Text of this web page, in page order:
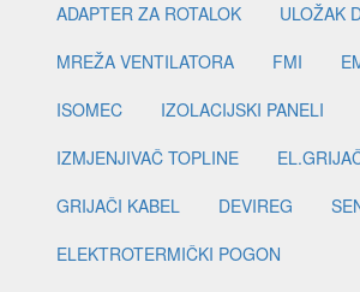
ADAPTER ZA ROTALOK
ULOŽAK
MREŽA VENTILATORA
FMI
ISOMEC
IZOLACIJSKI PANELI
IZMJENJIVAČ TOPLINE
GRIJAČI KABEL
DEVIREG
ELEKTROTERMIČKI POGON